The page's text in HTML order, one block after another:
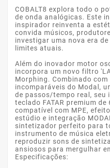
COBALT8 explora todo o
de onda analógicas. Este
inspirador reinventa a
convida músicos,
investigar uma nova era
limites atuais.
Além do inovador motor
incorpora um novo filtro
Morphing. Combinado
incomparáveis ​​do Modal,
de passos/tempo real, seu
teclado FATAR premium
compatível com MPE,
estúdio e integração
sintetizador perfeito para
instrumento de música
reproduzir sons de
ansiosos para mergulhar
Especificações: